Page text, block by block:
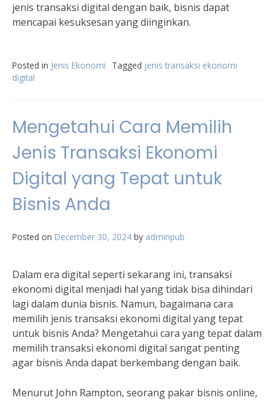
jenis transaksi digital dengan baik, bisnis dapat
mencapai kesuksesan yang diinginkan.
Posted in Jenis Ekonomi Tagged jenis transaksi ekonomi
digital
Mengetahui Cara Memilih
Jenis Transaksi Ekonomi
Digital yang Tepat untuk
Bisnis Anda
Posted on December 30, 2024 by adminpub
Dalam era digital seperti sekarang ini, transaksi
ekonomi digital menjadi hal yang tidak bisa dihindari
lagi dalam dunia bisnis. Namun, bagaimana cara
memilih jenis transaksi ekonomi digital yang tepat
untuk bisnis Anda? Mengetahui cara yang tepat dalam
memilih transaksi ekonomi digital sangat penting
agar bisnis Anda dapat berkembang dengan baik.
Menurut John Rampton, seorang pakar bisnis online,